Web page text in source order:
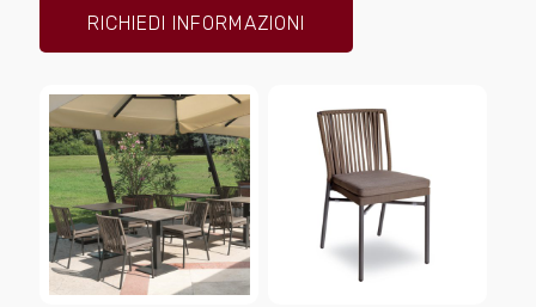
RICHIEDI INFORMAZIONI